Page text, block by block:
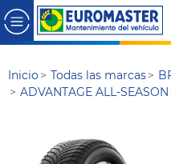
Inicio Todas las marcas
ADVANTAGE ALL-SEASON